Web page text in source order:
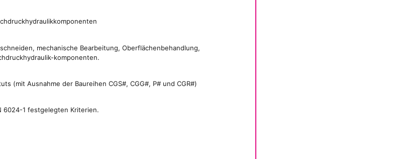
mechanische Bearbeitung, Oberflächenbehandlung,
komponenten.
(mit Ausnahme der Baureihen CGS#, CGG#, P# und CGR#)
6024-1 festgelegten Kriterien.